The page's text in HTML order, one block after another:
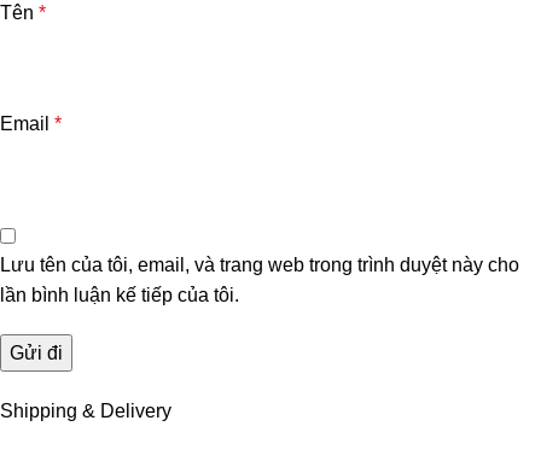
Tên *
Email *
Lưu tên của tôi, email, và trang web trong trình duyệt này cho
lần bình luận kế tiếp của tôi.
Shipping & Delivery